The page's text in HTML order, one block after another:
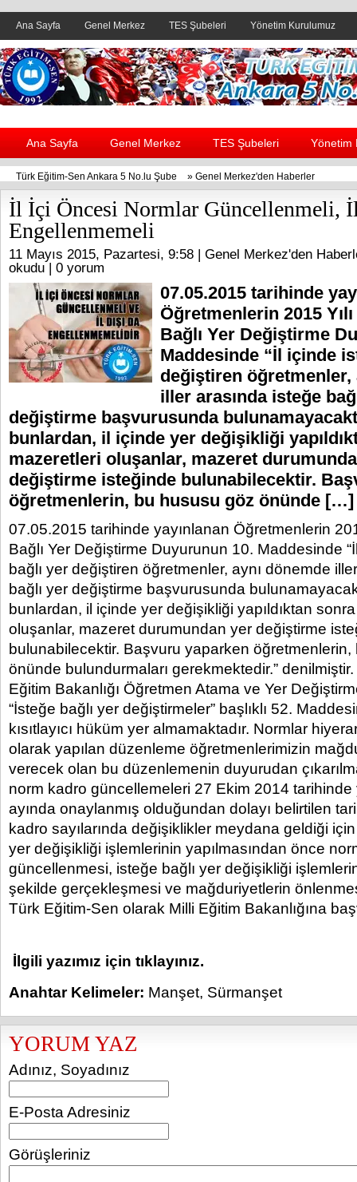
Ana Sayfa Genel Merkez TES Şubeleri Yönetim Kurulumuz
Header yanı reklam alanı
Ana Sayfa Genel Merkez TES Şubeleri Yönetim
Türk Eğitim-Sen Ankara 5 No.lu Şube » Genel Merkez'den Haberler
İl İçi Öncesi Normlar Güncellenmeli, İl
Engellenmemeli
11 Mayıs 2015, Pazartesi, 9:58 | Genel Merkez'den
okudu | 0 yorum
07.05.2015 tarihinde
Öğretmenlerin 2015
Bağlı Yer Değiştirme
Maddesinde “İl içinde
değiştiren öğretmenler,
iller arasında isteğe
değiştirme başvurusunda
bunlardan, il içinde yer değişikliği
mazeretleri oluşanlar, mazeret
değiştirme isteğinde bulunabilecektir.
öğretmenlerin, bu hususu göz önünde […]
07.05.2015 tarihinde yayınlanan Öğretmenlerin
Bağlı Yer Değiştirme Duyurunun 10. Maddesinde
bağlı yer değiştiren öğretmenler, aynı dönemde
bağlı yer değiştirme başvurusunda
bunlardan, il içinde yer değişikliği yapıldıktan
oluşanlar, mazeret durumundan yer değiştirme
bulunabilecektir. Başvuru yaparken
önünde bulundurmaları gerekmektedir.”
Eğitim Bakanlığı Öğretmen Atama ve Yer
“İsteğe bağlı yer değiştirmeler” başlıklı 52.
kısıtlayıcı hüküm yer almamaktadır. Normlar
olarak yapılan düzenleme öğretmenlerimizin
verecek olan bu düzenlemenin duyurudan
norm kadro güncellemeleri 27 Ekim 2014 tarihinde
ayında onaylanmış olduğundan dolayı belirtilen
kadro sayılarında değişiklikler meydana geldiği
yer değişikliği işlemlerinin yapılmasından önce
güncellenmesi, isteğe bağlı yer değişikliği
şekilde gerçekleşmesi ve mağduriyetlerin
Türk Eğitim-Sen olarak Milli Eğitim Bakanlığına
İlgili yazımız için tıklayınız.
Anahtar Kelimeler: Manşet, Sürmanşet
YORUM YAZ
Adınız, Soyadınız
E-Posta Adresiniz
Görüşleriniz